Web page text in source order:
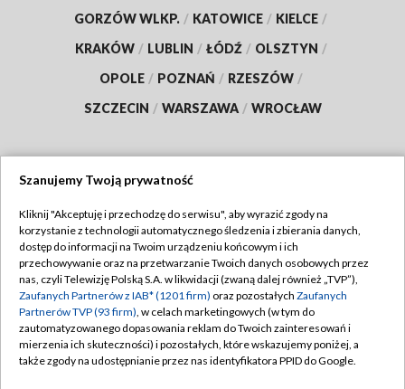
GORZÓW WLKP. / KATOWICE / KIELCE /
KRAKÓW / LUBLIN / ŁÓDŹ / OLSZTYN /
OPOLE / POZNAŃ / RZESZÓW /
SZCZECIN / WARSZAWA / WROCŁAW
TVP
Abonament TVP
Emisja w TVP
Centrum informacji TVP
Naziemna Telewizja Cyfrowa
Regulamin TVP
Polityka prywatności
Moje zgody
Pomoc
Szanujemy Twoją prywatność
Kliknij "Akceptuję i przechodzę do serwisu", aby wyrazić zgody na
korzystanie z technologii automatycznego śledzenia i zbierania danych,
dostęp do informacji na Twoim urządzeniu końcowym i ich
przechowywanie oraz na przetwarzanie Twoich danych osobowych przez
nas, czyli Telewizję Polską S.A. w likwidacji (zwaną dalej również „TVP”),
Zaufanych Partnerów z IAB* (1201 firm) oraz pozostałych Zaufanych
Partnerów TVP (93 firm), w celach marketingowych (w tym do
zautomatyzowanego dopasowania reklam do Twoich zainteresowań i
mierzenia ich skuteczności) i pozostałych, które wskazujemy poniżej, a
także zgody na udostępnianie przez nas identyfikatora PPID do Google.